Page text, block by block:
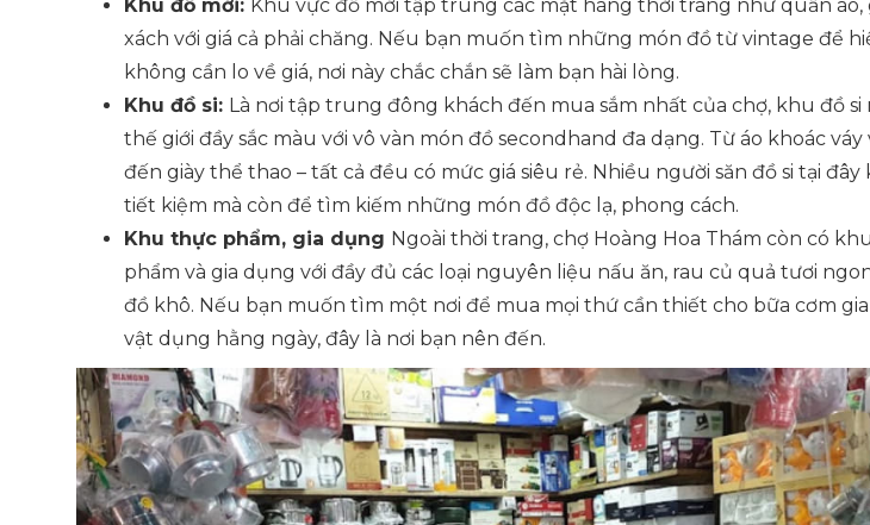
Khu đồ mới: Khu vực đồ mới tập trung các mặt hàng thời trang như quần áo,
xách với giá cả phải chăng. Nếu bạn muốn tìm những món đồ từ vintage để
không cần lo về giá, nơi này chắc chắn sẽ làm bạn hài lòng.
Khu đồ si: Là nơi tập trung đông khách đến mua sắm nhất của chợ, khu đồ
thế giới đầy sắc màu với vô vàn món đồ secondhand đa dạng. Từ áo khoác váy
đến giày thể thao – tất cả đều có mức giá siêu rẻ. Nhiều người săn đồ si tại
tiết kiệm mà còn để tìm kiếm những món đồ độc lạ, phong cách.
Khu thực phẩm, gia dụng Ngoài thời trang, chợ Hoàng Hoa Thám còn có
phẩm và gia dụng với đầy đủ các loại nguyên liệu nấu ăn, rau củ quả tươi
đồ khô. Nếu bạn muốn tìm một nơi để mua mọi thứ cần thiết cho bữa cơm
vật dụng hằng ngày, đây là nơi bạn nên đến.